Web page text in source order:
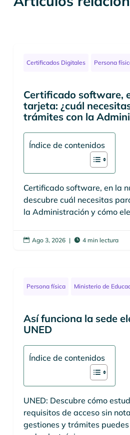
Certificados Digitales Persona
Certificado software,
tarjeta: ¿cuál
trámites con la
Índice de contenidos
Certificado software, en la
descubre cuál necesitas
la Administración y cómo
 Ago 3, 2026 |  4 min lectura
Persona física Ministerio de
Así funciona la sede
UNED
Índice de contenidos
UNED: Descubre cómo
requisitos de acceso sin
gestiones y trámites